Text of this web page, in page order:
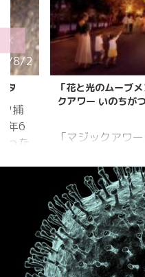
8/2
ジッ
日か
る時
彩
園入
の
7月18日〜8月25
ンター
毎日イベント
究・宿題の相談